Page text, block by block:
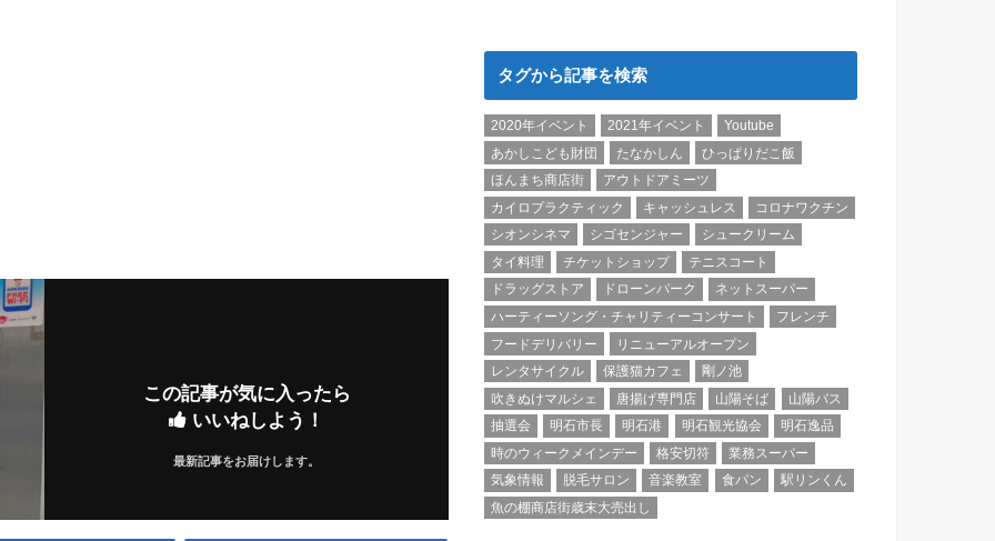
この記事が気に入ったら
いいねしよう！
最新記事をお届けします。
タグから記事を検索
2020年イベント 2021年イベント
Youtube
あかしこども財団
たなかしん
ひっぱりだこ飯
ほんまち商店街
アウトドアミーツ
カイロプラクティック
キャッシュレス
コロナワクチン
シオンシネマ
シゴセンジャー
シュークリーム
タイ料理
チケットショップ
テニスコート
ドラッグストア
ドローンパーク
ネットスーパー
ハーティーソング・チャリティーコンサート
フレンチ
フードデリバリー
リニューアルオープン
レンタサイクル
保護猫カフェ
剛ノ池
吹きぬけマルシェ
唐揚げ専門店 山陽そば
山陽バス
抽選会
明石市長 明石港 明石観光協会
明石逸品
時のウィークメインデー
格安切符
業務スーパー
気象情報
脱毛サロン 音楽教室 食パン
駅リンくん
魚の棚商店街歳末大売出し